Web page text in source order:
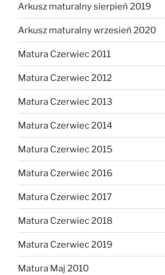
Arkusz maturalny sierpień 2019
Arkusz maturalny wrzesień 2020
Matura Czerwiec 2011
Matura Czerwiec 2012
Matura Czerwiec 2013
Matura Czerwiec 2014
Matura Czerwiec 2015
Matura Czerwiec 2016
Matura Czerwiec 2017
Matura Czerwiec 2018
Matura Czerwiec 2019
Matura Maj 2010